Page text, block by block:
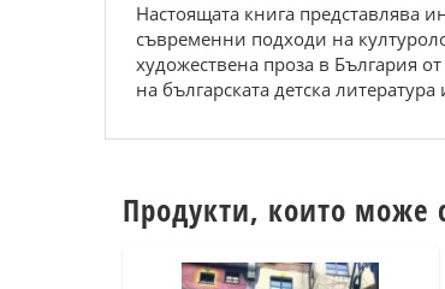
Настоящата книга представлява
съвременни подходи на
художествена проза в България
на българската детска
Продукти, които може